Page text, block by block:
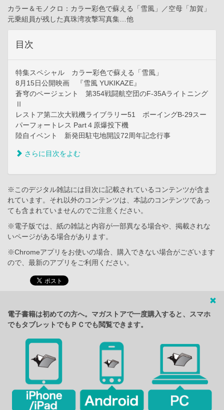
カラー＆モノクロ：カラー彩色で蘇える「雪風」／空母「加賀」
元乗組員が残した真珠湾攻撃写真集…他
目次
特集スペシャル カラー彩色で蘇える「雪風」
8月15日公開映画 『雪風 YUKIKAZE』
蒼穹のページェント 第354戦闘航空団のF-35Aライトニング
Ⅱ
レストア第二次大戦機ライブラリー51 ボーイングB-29スー
パーフォートレス Part４原爆投下機
陸自イベント 新発田駐屯地開設72周年記念行事
さらに目次をよむ
※このデジタル雑誌には目次に記載されているコンテンツが含ま
れています。それ以外のコンテンツは、本誌のコンテンツであっ
ても含まれていませんのでご注意ください。
※電子版では、紙の雑誌と内容が一部異なる場合や、掲載されな
いページがある場合があります。
※Chromeアプリをお使いの場合、購入できない場合がございます
ので、最新のアプリをご利用ください。
電子書籍は初めての方へ。マガストアで一度購入すると、スマホ
でもタブレットでもＰＣでも閲覧できます。